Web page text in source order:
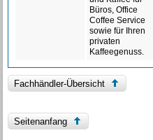
Büros, Office
Coffee Service
sowie für Ihren
privaten
Kaffeegenuss.
Fachhändler-Übersicht
Seitenanfang